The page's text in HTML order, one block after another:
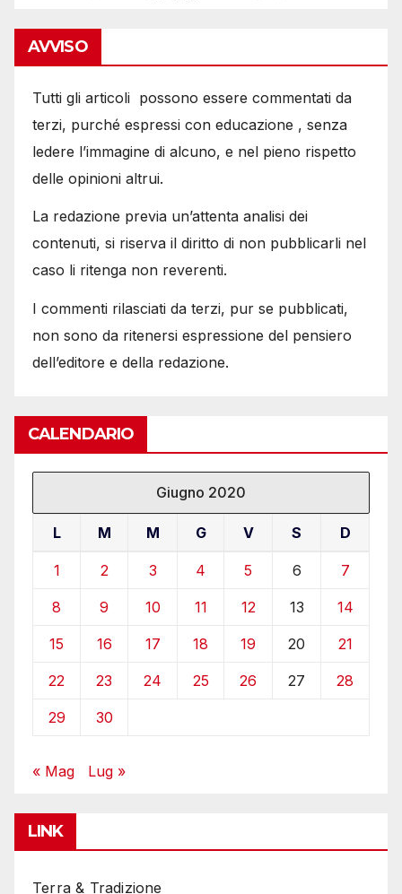
AVVISO
Tutti gli articoli possono essere commentati da
terzi, purché espressi con educazione , senza
ledere l’immagine di alcuno, e nel pieno rispetto
delle opinioni altrui.
La redazione previa un’attenta analisi dei
contenuti, si riserva il diritto di non pubblicarli nel
caso li ritenga non reverenti.
I commenti rilasciati da terzi, pur se pubblicati,
non sono da ritenersi espressione del pensiero
dell’editore e della redazione.
CALENDARIO
Giugno 2020
L M M G V S D
1 2 3 4 5 6 7
8 9 10 11 12 13 14
15 16 17 18 19 20 21
22 23 24 25 26 27 28
29 30
« Mag Lug »
LINK
Terra & Tradizione